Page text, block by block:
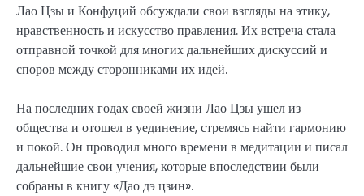
Лао Цзы и Конфуций обсуждали свои взгляды на этику,
нравственность и искусство правления. Их встреча стала
отправной точкой для многих дальнейших дискуссий и
споров между сторонниками их идей.
На последних годах своей жизни Лао Цзы ушел из
общества и отошел в уединение, стремясь найти гармонию
и покой. Он проводил много времени в медитации и писал
дальнейшие свои учения, которые впоследствии были
собраны в книгу «Дао дэ цзин».